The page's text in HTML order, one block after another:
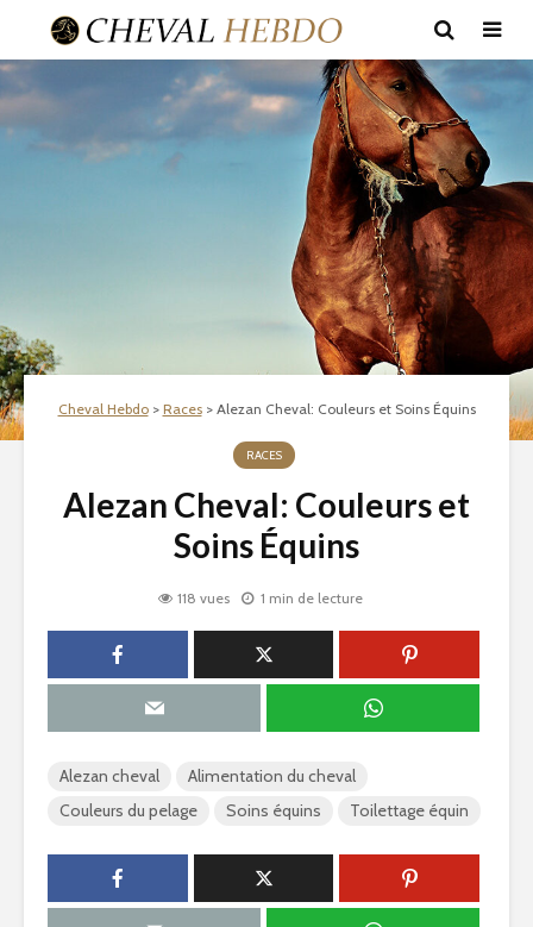
Cheval Hebdo> Races> Alezan Cheval: Couleurs et Soins Équins
RACES
Alezan Cheval: Couleurs et
Soins Équins
118 vues 1 min de lecture
Alezan cheval
Alimentation du cheval
Couleurs du pelage
Soins équins Toilettage équin